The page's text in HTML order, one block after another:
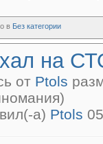
в Без категории
на
от Ptols
а) Ptols